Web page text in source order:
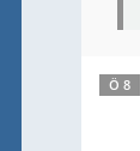
Ö 8